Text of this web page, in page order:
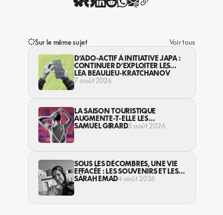
Sur le même sujet
Voir tous
D’ADO-ACTIF À INITIATIVE JAPA :
CONTINUER D’EXPLOITER LES
JEUNES… DANS LA LÉGALITÉ?
LÉA BEAULIEU-KRATCHANOV
7 août 2026
LA SAISON TOURISTIQUE
AUGMENTE-T-ELLE LES
VIOLENCES CONTRE LES
SAMUEL GIRARD5 août 2026
SOUS LES DÉCOMBRES, UNE VIE
EFFACÉE : LES SOUVENIRS ET LES
RÊVES PERDUS DES HABITANT·ES
SARAH EMAD4 août 2026